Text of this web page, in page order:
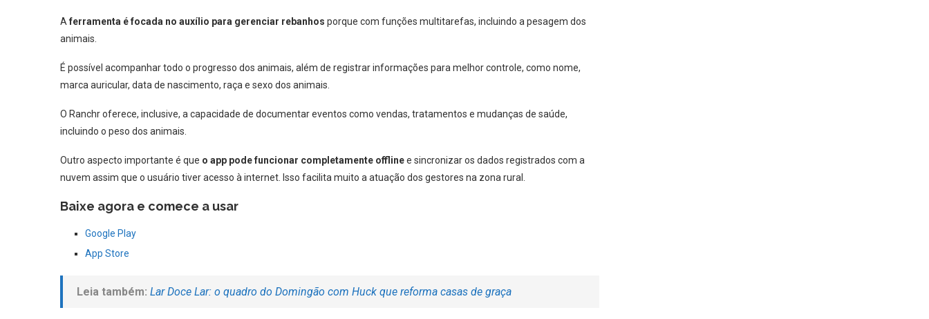
A ferramenta é focada no auxílio para gerenciar rebanhos porque com funções multitarefas, incluindo a pesagem dos
animais.
É possível acompanhar todo o progresso dos animais, além de registrar informações para melhor controle, como nome,
marca auricular, data de nascimento, raça e sexo dos animais.
O Ranchr oferece, inclusive, a capacidade de documentar eventos como vendas, tratamentos e mudanças de saúde,
incluindo o peso dos animais.
Outro aspecto importante é que o app pode funcionar completamente offlinee sincronizar os dados registrados com a
nuvem assim que o usuário tiver acesso à internet. Isso facilita muito a atuação dos gestores na zona rural.
Baixe agora e comece a usar
Google Play
App Store
Leia também: Lar Doce Lar: o quadro do Domingão com Huck que reforma casas de graça